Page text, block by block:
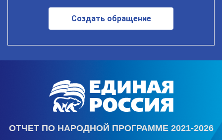
Создать обращение
ОТЧЕТ ПО НАРОДНОЙ ПРОГРАММЕ 2021-2026